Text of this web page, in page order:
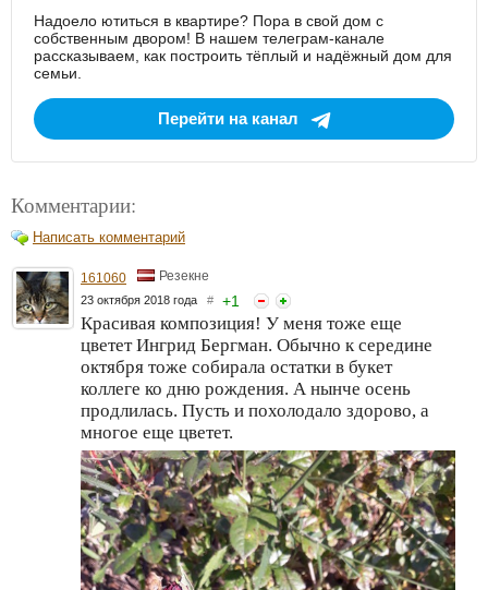
Надоело ютиться в квартире? Пора в свой дом с
собственным двором! В нашем телеграм-канале
рассказываем, как построить тёплый и надёжный дом для
семьи.
Перейти на канал
Комментарии:
Написать комментарий
161060 Резекне
23 октября 2018 года # +1
Красивая композиция! У меня тоже еще
цветет Ингрид Бергман. Обычно к середине
октября тоже собирала остатки в букет
коллеге ко дню рождения. А нынче осень
продлилась. Пусть и похолодало здорово, а
многое еще цветет.